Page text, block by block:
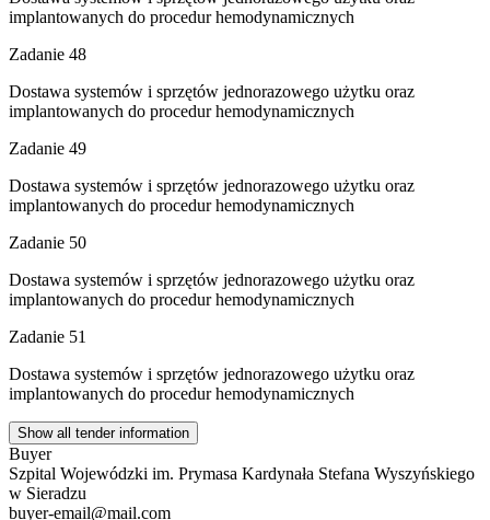
implantowanych do procedur hemodynamicznych
Zadanie 48
Dostawa systemów i sprzętów jednorazowego użytku oraz
implantowanych do procedur hemodynamicznych
Zadanie 49
Dostawa systemów i sprzętów jednorazowego użytku oraz
implantowanych do procedur hemodynamicznych
Zadanie 50
Dostawa systemów i sprzętów jednorazowego użytku oraz
implantowanych do procedur hemodynamicznych
Zadanie 51
Dostawa systemów i sprzętów jednorazowego użytku oraz
implantowanych do procedur hemodynamicznych
Show all tender information
Buyer
Szpital Wojewódzki im. Prymasa Kardynała Stefana Wyszyńskiego
w Sieradzu
buyer-email@mail.com